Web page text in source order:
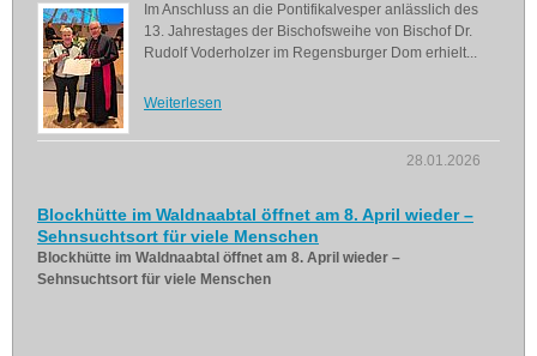
Im Anschluss an die Pontifikalvesper anlässlich des
13. Jahrestages der Bischofsweihe von Bischof Dr.
Rudolf Voderholzer im Regensburger Dom erhielt...
Weiterlesen
28.01.2026
Blockhütte im Waldnaabtal öffnet am 8. April wieder –
Sehnsuchtsort für viele Menschen
Blockhütte im Waldnaabtal öffnet am 8. April wieder –
Sehnsuchtsort für viele Menschen